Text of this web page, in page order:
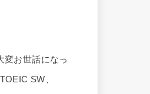
変お世話になっ
SW、